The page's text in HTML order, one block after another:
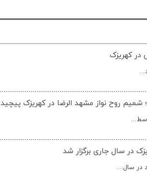
در کهریزک
شمیم روح نواز مشهد الرضا در کهریزک پیچید
در سال جاری برگزار شد
در سال...